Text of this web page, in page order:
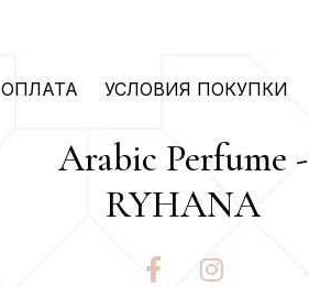
ОПЛАТА УСЛОВИЯ ПОКУПКИ
Arabic Perfume -
RYHANA
F I